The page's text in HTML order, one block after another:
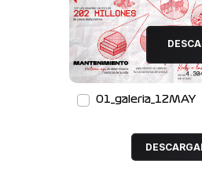
01_galeria_12MAY